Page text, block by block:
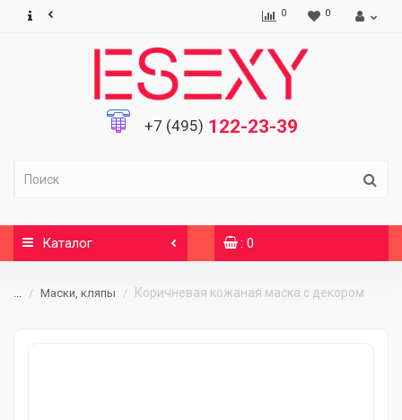
0 0
+7 (495) 122-23-39
Каталог : 0
... Маски, кляпы Коричневая кожаная маска с декором